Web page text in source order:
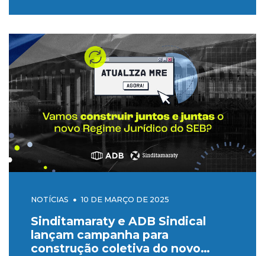
NOTÍCIAS 10 DE MARÇO DE 2025
Sinditamaraty e ADB Sindical
lançam campanha para
construção coletiva do novo